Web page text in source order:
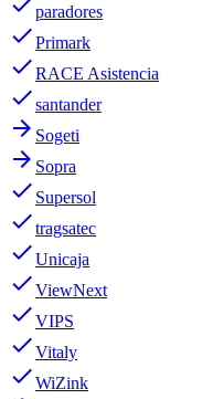
paradores
donePrimark
doneRACE Asistencia
donesantander
arrow_forward Sogeti
arrow_forward Sopra
done Supersol
donetragsatec
doneUnicaja
doneViewNext
doneVIPS
doneVitaly
doneWiZink